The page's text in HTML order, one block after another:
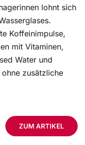
lohnt sich
Koffeinimpulse,
mit Vitaminen,
Water und
zusätzliche
ZUM ARTIKEL